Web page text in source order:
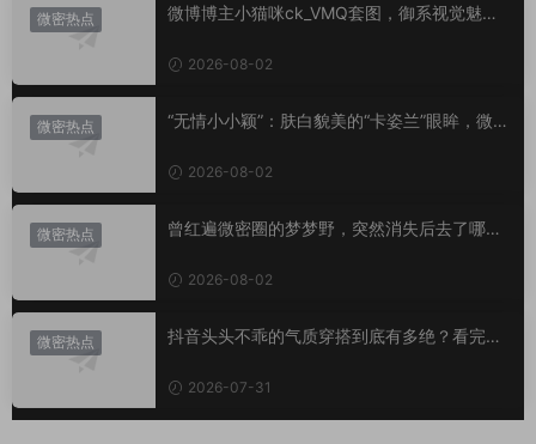
微密热点
微博博主小猫咪ck_VMQ套图，御系视觉魅力
2026-08-02
微密热点
“无情小小颖”：肤白貌美的“卡姿兰”眼眸，微密
2026-08-02
微密热点
曾红遍微密圈的梦梦野，突然消失后去了哪
2026-08-02
微密热点
抖音头头不乖的气质穿搭到底有多绝？看完想
2026-07-31